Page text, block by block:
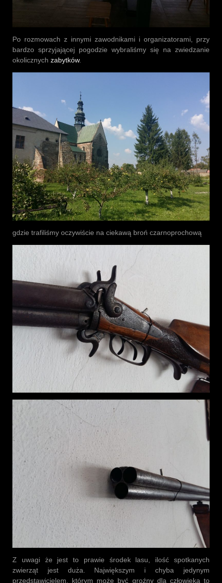
Po rozmowach z innymi zawodnikami i organizatorami, przy
bardzo sprzyjającej pogodzie wybraliśmy się na zwiedzanie
okolicznych zabytków.
gdzie trafiliśmy oczywiście na ciekawą broń czarnoprochową
Z uwagi że jest to prawie środek lasu, ilość spotkanych
zwierząt jest duża. Największym i chyba jedynym
przedstawicielem, którym może być groźny dla człowieka to